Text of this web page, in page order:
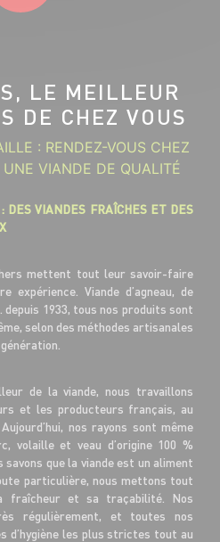
LE MEILLEUR
DE CHEZ VOUS
: RENDEZ-VOUS CHEZ
VIANDE DE QUALITÉ
DES VIANDES FRAÎCHES ET DES
mettent tout leur savoir-faire
Viande d’agneau, de
1933, tous nos produits sont
selon des méthodes artisanales
de la viande, nous travaillons
et les producteurs français, au
nos rayons sont même
volaille et veau d’origine 100 %
que la viande est un aliment
particulière, nous mettons tout
fraîcheur et sa traçabilité. Nos
régulièrement, et toutes nos
d’hygiène les plus strictes tout au